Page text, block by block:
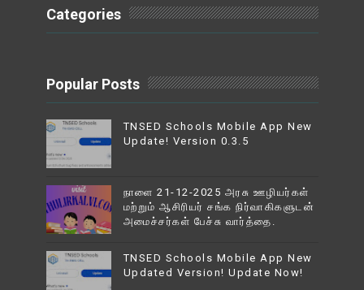
Categories
Popular Posts
TNSED Schools Mobile App New
Update! Version 0.3.5
நாளை 21-12-2025 அரசு ஊழியர்கள்
மற்றும் ஆசிரியர் சங்க நிர்வாகிகளுடன்
அமைச்சர்கள் பேச்சு வார்த்தை.
TNSED Schools Mobile App New
Updated Version! Update Now!